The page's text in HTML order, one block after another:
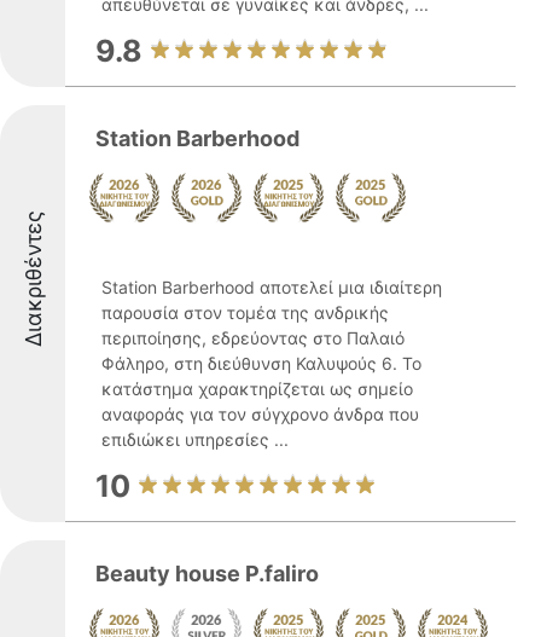
απευθύνεται σε γυναίκες και άνδρες, ...
9.8
Διακριθέντες
Station Barberhood
Station Barberhood αποτελεί μια ιδιαίτερη
παρουσία στον τομέα της ανδρικής
περιποίησης, εδρεύοντας στο Παλαιό
Φάληρο, στη διεύθυνση Καλυψούς 6. Το
κατάστημα χαρακτηρίζεται ως σημείο
αναφοράς για τον σύγχρονο άνδρα που
επιδιώκει υπηρεσίες ...
10
Beauty house P.faliro